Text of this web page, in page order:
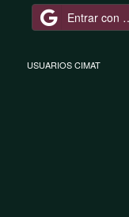
Entrar con Google
USUARIOS CIMAT